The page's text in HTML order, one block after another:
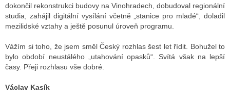
dokončil rekonstrukci budovy na Vinohradech, dobudoval regionální
studia, zahájil digitální vysílání včetně „stanice pro mladé“, doladil
mezilidské vztahy a ještě posunul úroveň programu.
Vážím si toho, že jsem směl Český rozhlas šest let řídit. Bohužel to
bylo období neustálého „utahování opasků“. Svítá však na lepší
časy. Přeji rozhlasu vše dobré.
Václav Kasík